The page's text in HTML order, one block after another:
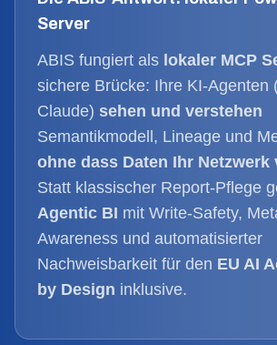
Server
ABIS fungiert als lokaler MCP
sichere Brücke: Ihre KI-Agenten
Claude) sehen und verstehen
Semantikmodell, Lineage und
ohne dass Daten Ihr Netzwerk
Statt klassischer Report-Pflege
Agentic BI mit Write-Safety,
Awareness und automatisierter
Nachweisbarkeit für den EU AI
by Design inklusive.